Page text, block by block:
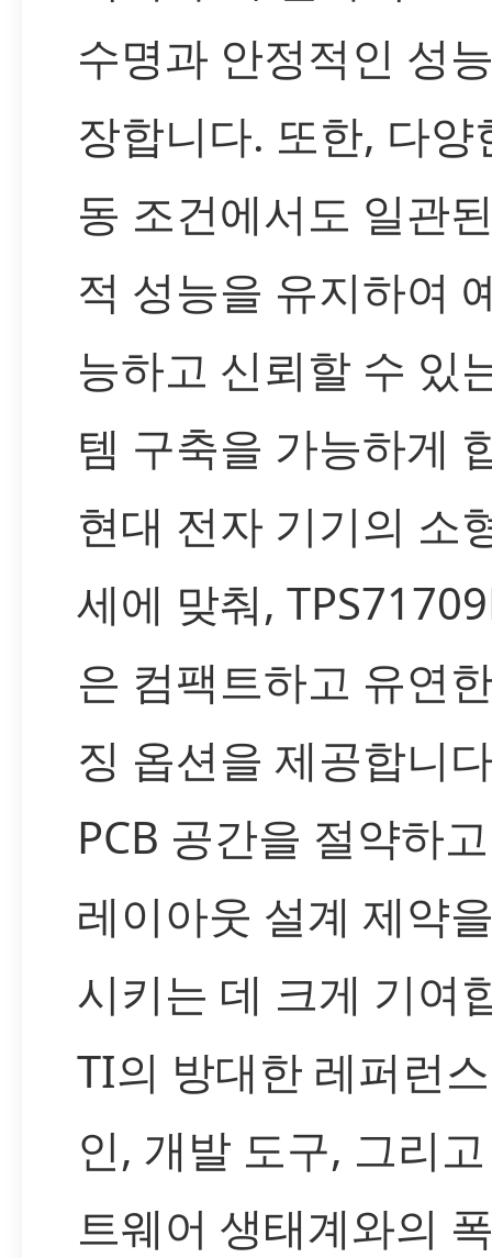
수명과 안정적인 성
장합니다. 또한, 다양
동 조건에서도 일관
적 성능을 유지하여
능하고 신뢰할 수 있
템 구축을 가능하게
현대 전자 기기의 소
세에 맞춰,
은 컴팩트하고 유연
징 옵션을 제공합니
PCB 공간을 절약하
레이아웃 설계 제약
시키는 데 크게 기여
TI의 방대한 레퍼런
인, 개발 도구, 그리
트웨어 생태계와의